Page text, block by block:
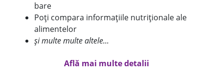
bare
Poți compara informațiile nutriționale ale
alimentelor
și multe multe altele...
Află mai multe detalii